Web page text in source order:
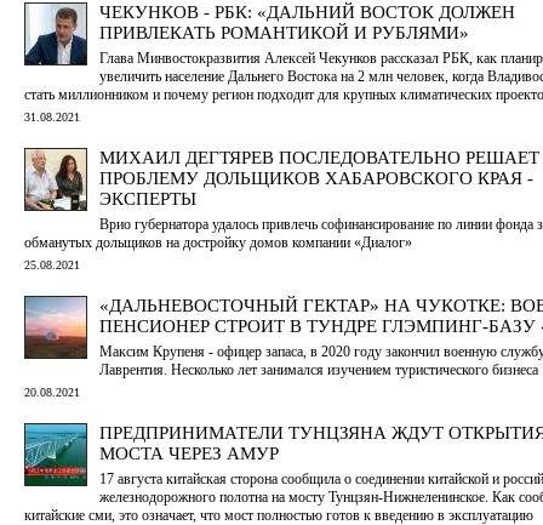
ЧЕКУНКОВ - РБК: «ДАЛЬНИЙ ВОСТОК ДОЛЖЕН
ПРИВЛЕКАТЬ РОМАНТИКОЙ И РУБЛЯМИ»
Глава Минвостокразвития Алексей Чекунков рассказал РБК, как
увеличить население Дальнего Востока на 2 млн человек, когда
стать миллионником и почему регион подходит для крупных климатических
31.08.2021
МИХАИЛ ДЕГТЯРЕВ ПОСЛЕДОВАТЕЛЬНО РЕШАЕТ
ПРОБЛЕМУ ДОЛЬЩИКОВ ХАБАРОВСКОГО КРАЯ -
ЭКСПЕРТЫ
Врио губернатора удалось привлечь софинансирование по линии фонда
обманутых дольщиков на достройку домов компании «Диалог»
25.08.2021
«ДАЛЬНЕВОСТОЧНЫЙ ГЕКТАР» НА ЧУКОТКЕ:
ПЕНСИОНЕР СТРОИТ В ТУНДРЕ ГЛЭМПИНГ-БАЗУ
Максим Крупеня - офицер запаса, в 2020 году закончил военную
Лаврентия. Несколько лет занимался изучением туристического бизнеса
20.08.2021
ПРЕДПРИНИМАТЕЛИ ТУНЦЗЯНА ЖДУТ
МОСТА ЧЕРЕЗ АМУР
17 августа китайская сторона сообщила о соединении китайской и
железнодорожного полотна на мосту Тунцзян-Нижнеленинское. Как
китайские сми, это означает, что мост полностью готов к введению в эксплуатацию